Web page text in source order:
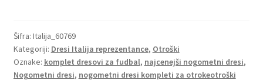
Domači
SP
2022
Šifra: Italija_60769
Kategoriji: Dresi Italija reprezentance, Otroški
Oznake: komplet dresovi za fudbal, najcenejši nogometni dresi,
Nogometni dresi, nogometni dresi kompleti za otrokeotroški